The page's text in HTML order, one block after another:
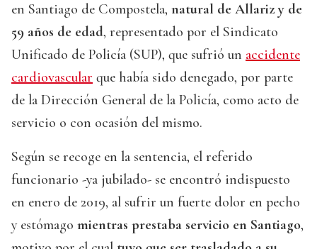
en Santiago de Compostela, natural de Allariz y de
59 años de edad, representado por el Sindicato
Unificado de Policía (SUP), que sufrió un accidente
cardiovascular que había sido denegado, por parte
de la Dirección General de la Policía, como acto de
servicio o con ocasión del mismo.
Según se recoge en la sentencia, el referido
funcionario -ya jubilado- se encontró indispuesto
en enero de 2019, al sufrir un fuerte dolor en pecho
y estómago mientras prestaba servicio en Santiago,